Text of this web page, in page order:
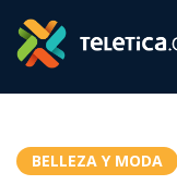
BELLEZA Y MODA